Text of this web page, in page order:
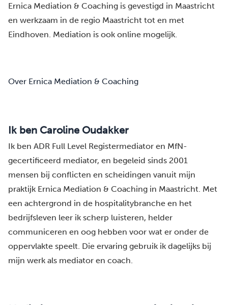
Ernica Mediation & Coaching is gevestigd in Maastricht
en werkzaam in de regio Maastricht tot en met
Eindhoven. Mediation is ook online mogelijk.
Over Ernica Mediation & Coaching
Ik ben Caroline Oudakker
Ik ben ADR Full Level Registermediator en MfN-
gecertificeerd mediator, en begeleid sinds 2001
mensen bij conflicten en scheidingen vanuit mijn
praktijk Ernica Mediation & Coaching in Maastricht. Met
een achtergrond in de hospitalitybranche en het
bedrijfsleven leer ik scherp luisteren, helder
communiceren en oog hebben voor wat er onder de
oppervlakte speelt. Die ervaring gebruik ik dagelijks bij
mijn werk als mediator en coach.